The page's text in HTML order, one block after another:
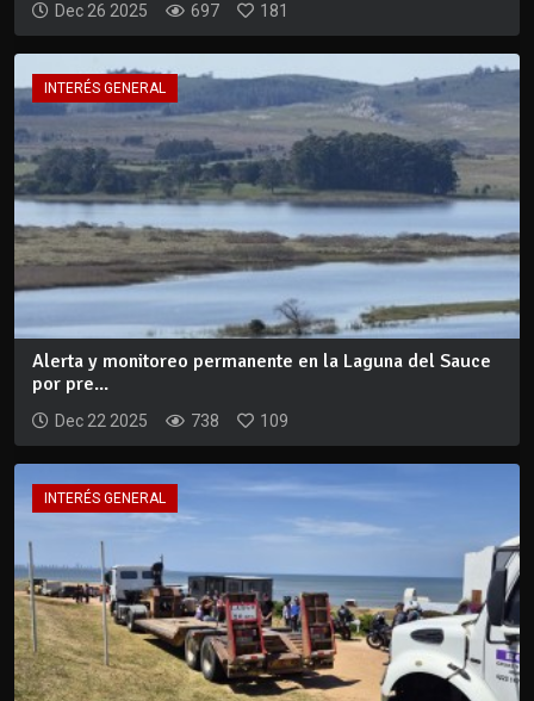
Dec 26 2025 697 181
INTERÉS GENERAL
Alerta y monitoreo permanente en la Laguna del Sauce
por pre...
Dec 22 2025 738 109
INTERÉS GENERAL